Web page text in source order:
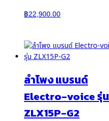
฿22,900.00
ลำโพง แบรนด์
Electro-voice รุ่น
ZLX15P-G2